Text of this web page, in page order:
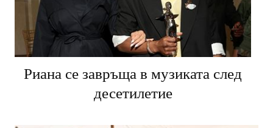
Риана се завръща в музиката след
десетилетие